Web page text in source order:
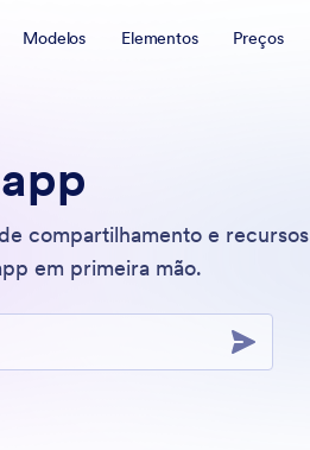
Modelos Elementos Preços
compartilhamento e recursos
em primeira mão.